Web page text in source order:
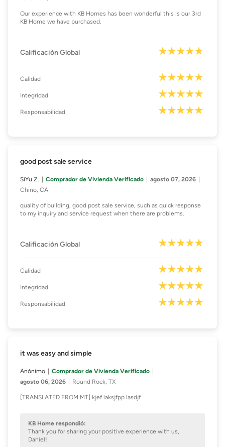
Our experience with KB Homes has been wonderful this is our 3rd
KB Home we have purchased.
Calificación Global
Calidad
Integridad
Responsabilidad
good post sale service
SiYu Z. Comprador de Vivienda Verificado
agosto 07, 2026
Chino, CA
quality of building, good post sale service, such as quick response
to my inquiry and service request when there are problems.
Calificación Global
Calidad
Integridad
Responsabilidad
it was easy and simple
Anónimo
Comprador de Vivienda Verificado
agosto 06, 2026
Round Rock, TX
[TRANSLATED FROM MT] kjef laksjfpp lasdjf
KB Home respondió:
Thank you for sharing your positive experience with us,
Daniel!